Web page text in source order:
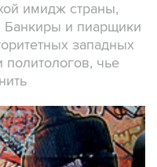
имидж страны,
Банкиры и пиарщики
западных
политологов, чье